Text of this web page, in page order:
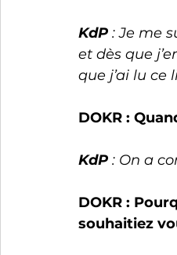
KdP : Je me
et dès que
que j’ai lu ce
DOKR :
KdP : On a
DOKR :
souhaitiez